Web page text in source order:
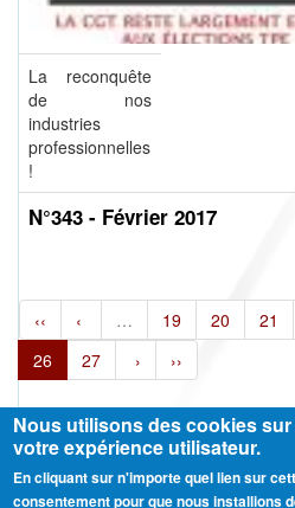
La reconquête
de nos
industries
professionnelles
!
N°343 - Février 2017
‹‹ ‹ … 19 20 21
26
27 › ››
Ⓒ CGT Fédération THCB - Tous les
Nous utilisons des cookies
votre expérience utilisateur.
En cliquant sur n'importe quel lien sur
consentement pour que nous installions